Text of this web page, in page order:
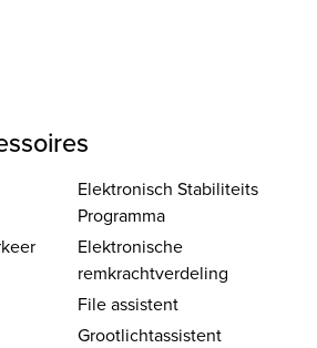
Elektronisch Stabiliteits
Programma
Elektronische
remkrachtverdeling
File assistent
Grootlichtassistent